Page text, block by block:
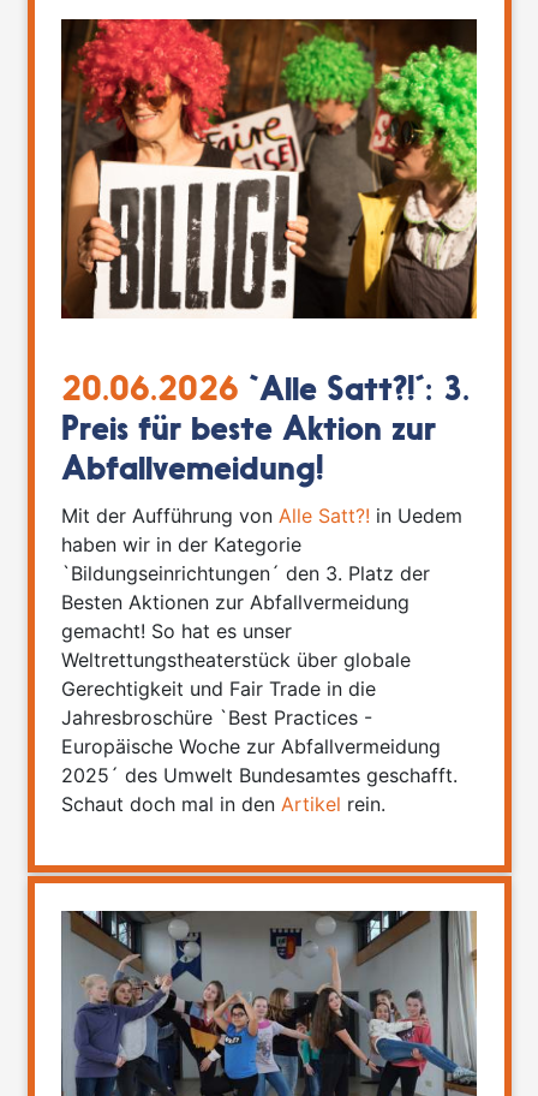
20.06.2026 `Alle Satt?!´: 3.
Preis für beste Aktion zur
Abfallvemeidung!
Mit der Aufführung von Alle Satt?! in Uedem
haben wir in der Kategorie
`Bildungseinrichtungen´ den 3. Platz der
Besten Aktionen zur Abfallvermeidung
gemacht! So hat es unser
Weltrettungstheaterstück über globale
Gerechtigkeit und Fair Trade in die
Jahresbroschüre `Best Practices -
Europäische Woche zur Abfallvermeidung
2025´ des Umwelt Bundesamtes geschafft.
Schaut doch mal in den Artikel rein.